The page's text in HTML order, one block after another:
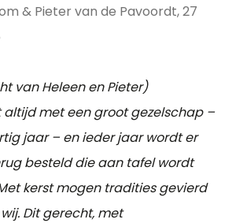
& Pieter van de Pavoordt, 27
van Heleen en Pieter)
altijd met een groot gezelschap –
jaar – en ieder jaar wordt er
besteld die aan tafel wordt
kerst mogen tradities gevierd
Dit gerecht, met